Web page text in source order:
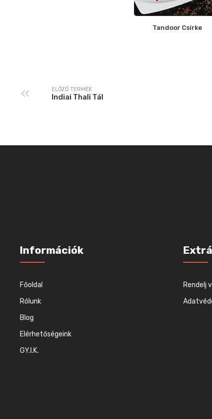
Tandoor Csirke
ELŐZŐ TERMÉK
Indiai Thali Tál
Információk
Főoldal
Rólunk
Blog
Elérhetőségeink
GY.I.K.
Rendelj